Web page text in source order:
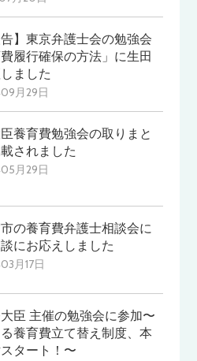
告】東京弁護士会の勉強会
費履行確保の方法」に生田
ました
月29日
養育費勉強会の取りまと
されました
月29日
の養育費弁護士相談会に
にお応えしました
月17日
臣 主催の勉強会に参加〜
養育費立て替え制度、本
タート！〜